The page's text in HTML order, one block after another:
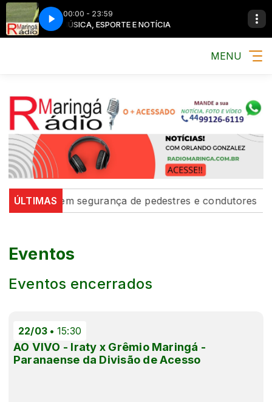
00:00 - 23:59
MÚSICA, ESPORTE E NOTÍCIA
MENU
ÚLTIMAS
fortalecem segurança de pedestres e condutores
Eventos
Eventos encerrados
22/03 15:30
AO VIVO - Iraty x Grêmio Maringá -
Paranaense da Divisão de Acesso